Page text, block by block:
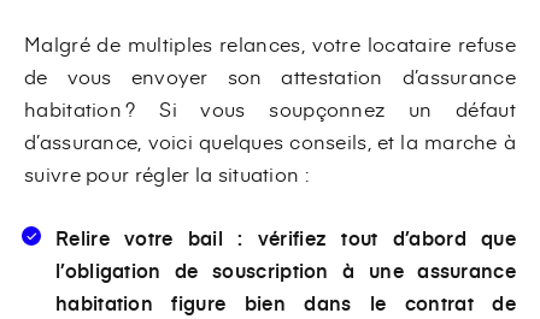
Malgré de multiples relances, votre locataire refuse
de vous envoyer son attestation d’assurance
habitation ? Si vous soupçonnez un défaut
d’assurance, voici quelques conseils, et la marche à
suivre pour régler la situation :
Relire votre bail : vérifiez tout d’abord que
l’obligation de souscription à une assurance
habitation figure bien dans le contrat de